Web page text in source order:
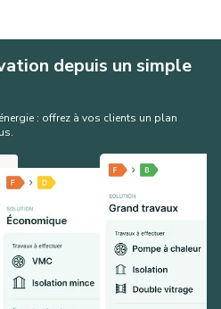
depuis un simple
: offrez à vos clients un plan